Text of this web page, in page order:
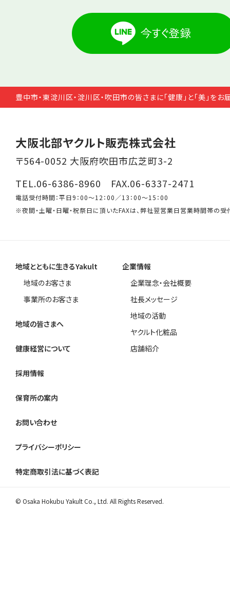
豊中市・東淀川区・淀川区・吹田市の皆さまに「健康」と「美」をお
大阪北部ヤクルト販売株式会社
〒564-0052 大阪府吹田市広芝町3-2
TEL.06-6386-8960 FAX.06-6337-2471
電話受付時間：平日9：00～12：00／13：00～15：00
※夜間・土曜・日曜・祝祭日に頂いたFAXは、弊社翌営業日営業時間帯の受
地域とともに生きるYakult
地域のお客さま
事業所のお客さま
地域の皆さまへ
健康経営について
企業情報
企業理念・会社概要
社長メッセージ
地域の活動
ヤクルト化粧品
店舗紹介
採用情報
保育所の案内
お問い合わせ
プライバシーポリシー
特定商取引法に基づく表記
© Osaka Hokubu Yakult Co., Ltd. All Rights Reserved.